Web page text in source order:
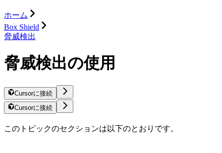
ホーム
Box Shield
脅威検出
脅威検出の使用
Cursorに接続
Cursorに接続
このトピックのセクションは以下のとおりです。